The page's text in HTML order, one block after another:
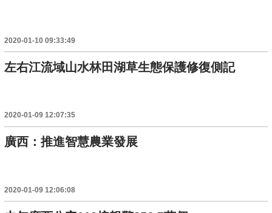
2020-01-10 09:33:49
左右江流域山水林田湖草生態保護修復側記
2020-01-09 12:07:35
廣西：推進智慧農業發展
2020-01-09 12:06:08